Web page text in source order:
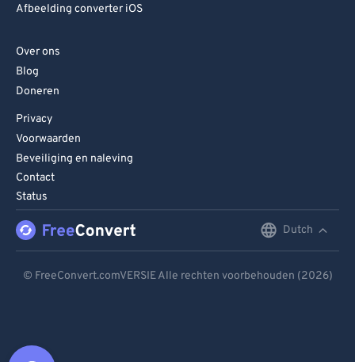
Afbeelding converter iOS
Over ons
Blog
Doneren
Privacy
Voorwaarden
Beveiliging en naleving
Contact
Status
Dutch
© FreeConvert.comVERSIE Alle rechten voorbehouden (2026)